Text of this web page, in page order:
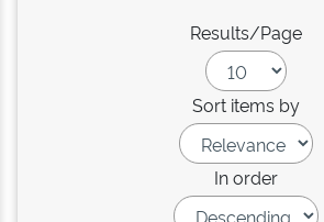
Results/Page
Sort items by
In order